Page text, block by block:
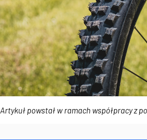
Artykuł powstał w ramach współpracy z